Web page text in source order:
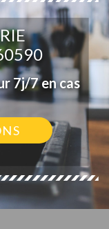
7j/7 en cas